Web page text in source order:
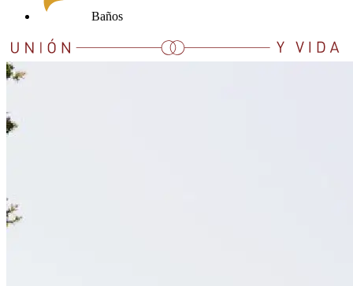
Baños